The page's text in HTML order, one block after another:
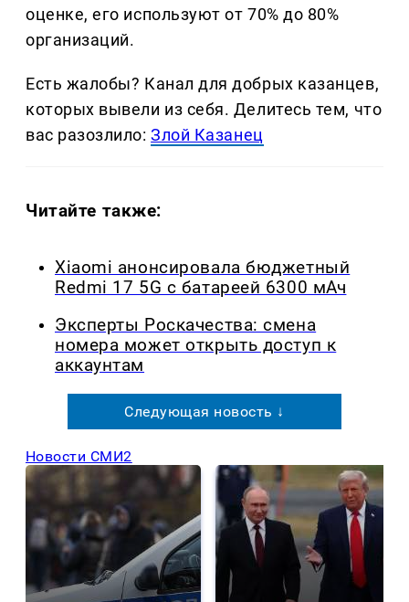
оценке, его используют от 70% до 80%
организаций.
Есть жалобы? Канал для добрых казанцев,
которых вывели из себя. Делитеcь тем, что
вас разозлило:Злой Казанец
Читайте также:
Xiaomi анонсировала бюджетный
Redmi 17 5G с батареей 6300 мАч
Эксперты Роскачества: смена
номера может открыть доступ к
аккаунтам
Следующая новость ↓
Новости СМИ2